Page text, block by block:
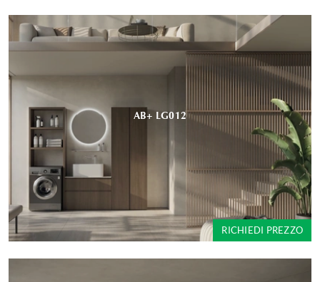
AB+ LG012
RICHIEDI PREZZO